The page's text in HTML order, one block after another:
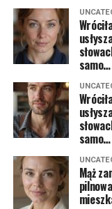
samo…
samo…
Mąż